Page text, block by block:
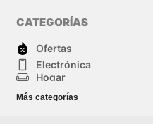
CATEGORÍAS
Ofertas
Electrónica
Hogar
Herramientas y jardinería
Infancia
Más categorías